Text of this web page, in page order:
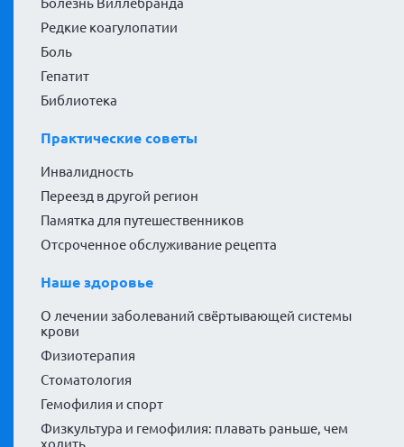
Болезнь Виллебранда
Редкие коагулопатии
Боль
Гепатит
Библиотека
Практические советы
Инвалидность
Переезд в другой регион
Памятка для путешественников
Отсроченное обслуживание рецепта
Наше здоровье
О лечении заболеваний свёртывающей системы
крови
Физиотерапия
Стоматология
Гемофилия и спорт
Физкультура и гемофилия: плавать раньше, чем